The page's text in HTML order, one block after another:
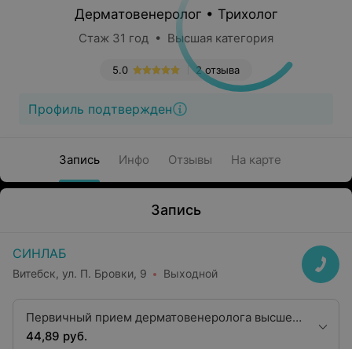
Дерматовенеролог • Трихолог
Стаж 31 год • Высшая категория
2 отзыва
5.0
Профиль подтвержден
Запись Инфо Отзывы На карте
Запись
СИНЛАБ
Витебск, ул. П. Бровки, 9 Выходной
Первичный прием дерматовенеролога высшей
категории
44,89 руб.